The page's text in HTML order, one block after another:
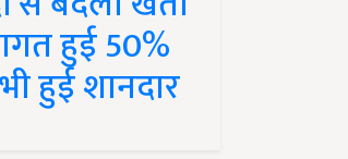
हुई 50%
हुई शानदार